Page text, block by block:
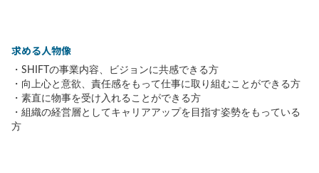
求める人物像
・SHIFTの事業内容、ビジョンに共感できる方
・向上心と意欲、責任感をもって仕事に取り組むことができる方
・素直に物事を受け入れることができる方
・組織の経営層としてキャリアアップを目指す姿勢をもっている
方